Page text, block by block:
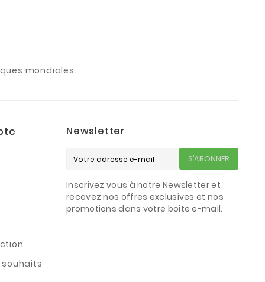
mondiales.
souhaits
Newsletter
S’ABONNER
Inscrivez vous à notre Newsletter et
recevez nos offres exclusives et nos
promotions dans votre boite e-mail.